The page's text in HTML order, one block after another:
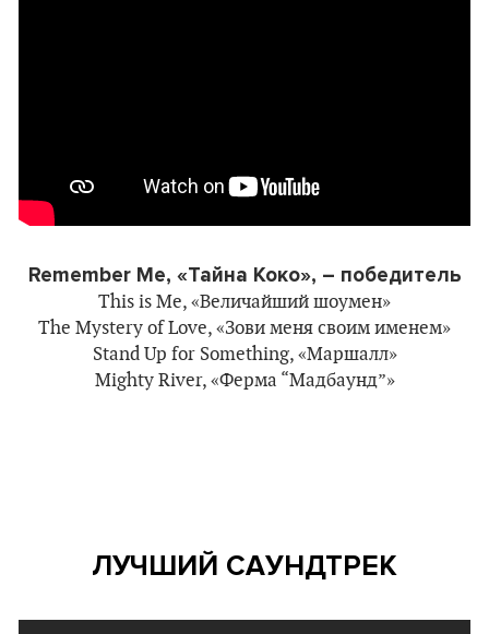
Remember Me, «Тайна Коко», – победитель
This is Me, «Величайший шоумен»
The Mystery of Love, «Зови меня своим именем»
Stand Up for Something, «Маршалл»
Mighty River, «Ферма “Мадбаунд”»
ЛУЧШИЙ САУНДТРЕК